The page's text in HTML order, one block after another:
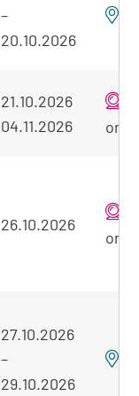
–
20.10.2026
21.10.2026
04.11.2026
26.10.2026
27.10.2026
–
29.10.2026